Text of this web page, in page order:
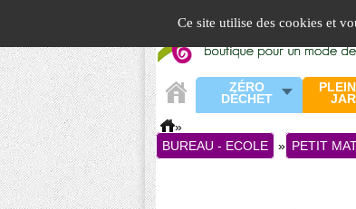
Ce site utilise des cookies et
ZÉRO
DÉCHET
»
BUREAU - ECOLE
» PETIT